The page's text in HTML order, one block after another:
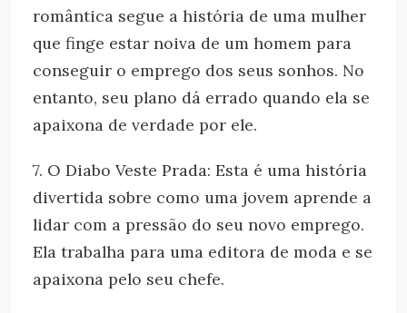
romântica segue a história de uma mulher
que finge estar noiva de um homem para
conseguir o emprego dos seus sonhos. No
entanto, seu plano dá errado quando ela se
apaixona de verdade por ele.
7. O Diabo Veste Prada: Esta é uma história
divertida sobre como uma jovem aprende a
lidar com a pressão do seu novo emprego.
Ela trabalha para uma editora de moda e se
apaixona pelo seu chefe.